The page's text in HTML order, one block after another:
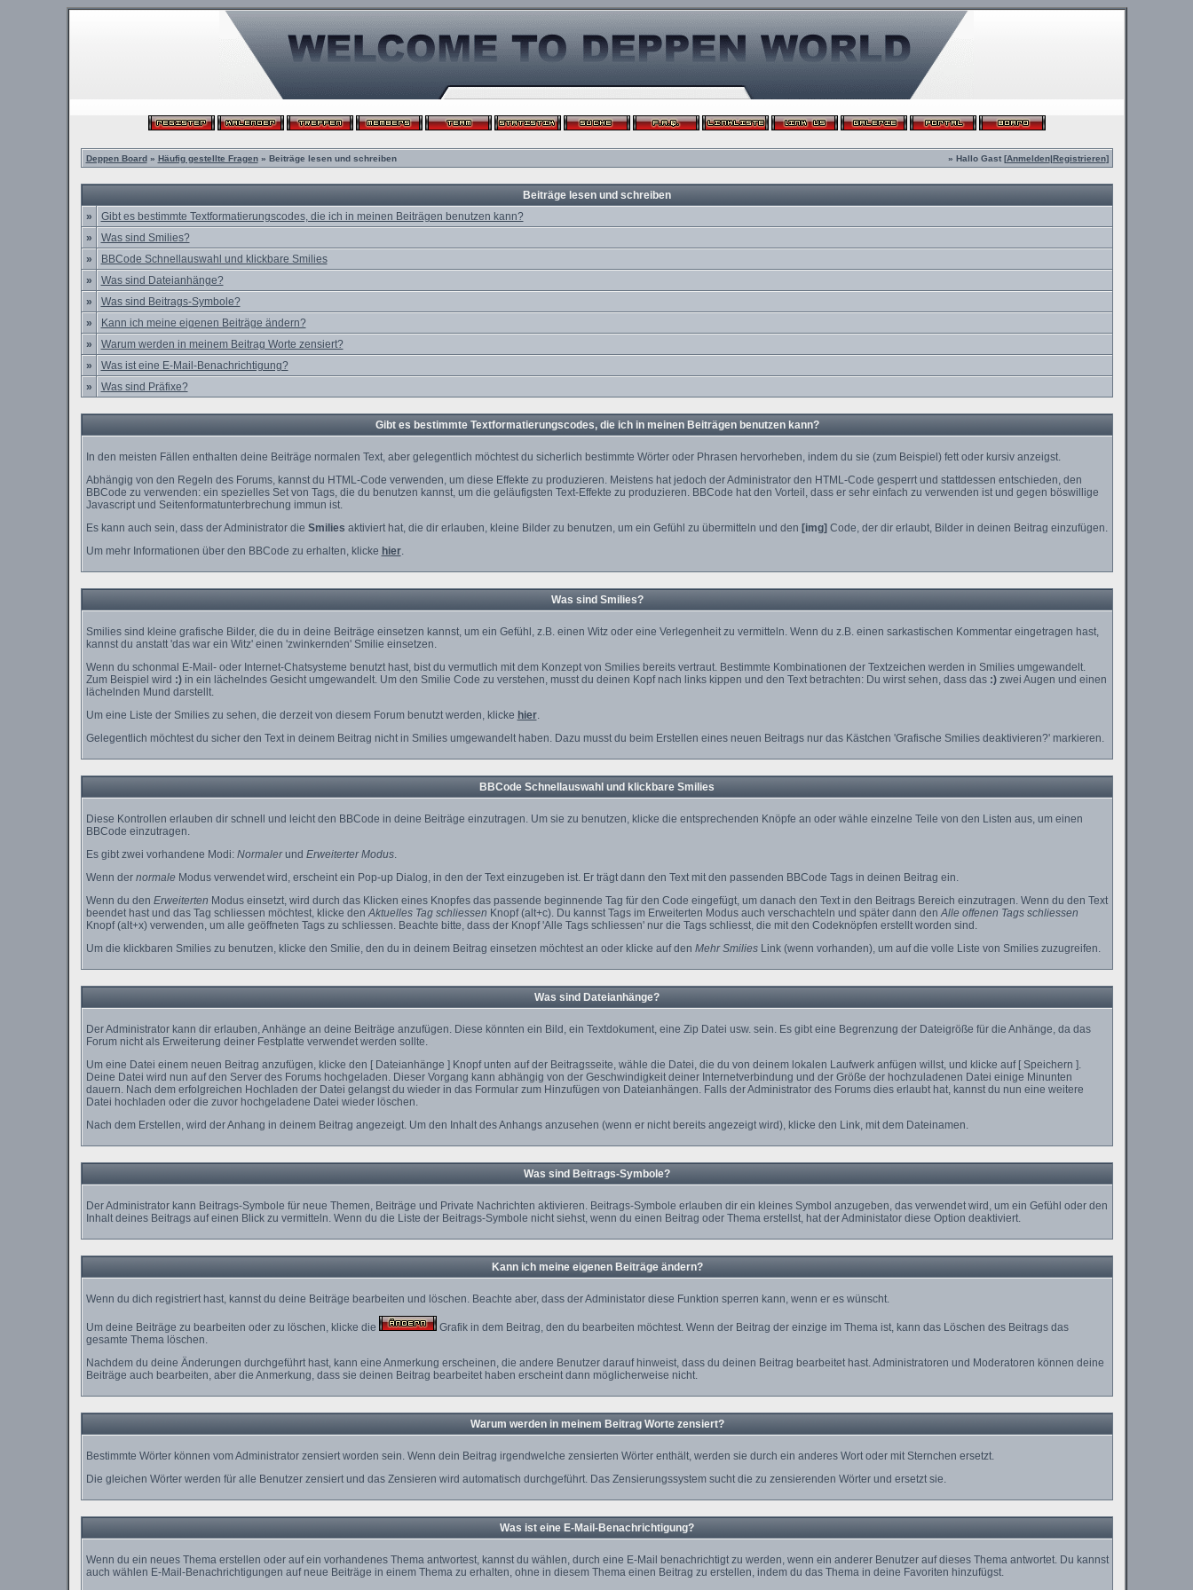
Deppen Board» Häufig gestellte Fragen» Beiträge lesen und schreiben » Hallo Gast [Anmelden|Registrieren]
Beiträge lesen und schreiben
»
Gibt es bestimmte Textformatierungscodes, die ich in meinen Beiträgen benutzen kann?
»
Was sind Smilies?
»
BBCode Schnellauswahl und klickbare Smilies
»
Was sind Dateianhänge?
»
Was sind Beitrags-Symbole?
»
Kann ich meine eigenen Beiträge ändern?
»
Warum werden in meinem Beitrag Worte zensiert?
»
Was ist eine E-Mail-Benachrichtigung?
»
Was sind Präfixe?
Gibt es bestimmte Textformatierungscodes, die ich in meinen Beiträgen benutzen kann?
In den meisten Fällen enthalten deine Beiträge normalen Text, aber gelegentlich möchtest du sicherlich bestimmte Wörter oder Phrasen hervorheben, indem du sie (zum Beispiel) fett oder kursiv anzeigst.
Abhängig von den Regeln des Forums, kannst du HTML-Code verwenden, um diese Effekte zu produzieren. Meistens hat jedoch der Administrator den HTML-Code gesperrt und stattdessen entschieden, den
BBCode zu verwenden: ein spezielles Set von Tags, die du benutzen kannst, um die geläufigsten Text-Effekte zu produzieren. BBCode hat den Vorteil, dass er sehr einfach zu verwenden ist und gegen böswillige
Javascript und Seitenformatunterbrechung immun ist.
Es kann auch sein, dass der Administrator die Smilies aktiviert hat, die dir erlauben, kleine Bilder zu benutzen, um ein Gefühl zu übermitteln und den [img] Code, der dir erlaubt, Bilder in deinen Beitrag einzufügen.
Um mehr Informationen über den BBCode zu erhalten, klicke hier.
Was sind Smilies?
Smilies sind kleine grafische Bilder, die du in deine Beiträge einsetzen kannst, um ein Gefühl, z.B. einen Witz oder eine Verlegenheit zu vermitteln. Wenn du z.B. einen sarkastischen Kommentar eingetragen hast,
kannst du anstatt 'das war ein Witz' einen 'zwinkernden' Smilie einsetzen.
Wenn du schonmal E-Mail- oder Internet-Chatsysteme benutzt hast, bist du vermutlich mit dem Konzept von Smilies bereits vertraut. Bestimmte Kombinationen der Textzeichen werden in Smilies umgewandelt.
Zum Beispiel wird :)in ein lächelndes Gesicht umgewandelt. Um den Smilie Code zu verstehen, musst du deinen Kopf nach links kippen und den Text betrachten: Du wirst sehen, dass das :)zwei Augen und einen
lächelnden Mund darstellt.
Um eine Liste der Smilies zu sehen, die derzeit von diesem Forum benutzt werden, klicke hier.
Gelegentlich möchtest du sicher den Text in deinem Beitrag nicht in Smilies umgewandelt haben. Dazu musst du beim Erstellen eines neuen Beitrags nur das Kästchen 'Grafische Smilies deaktivieren?' markieren.
BBCode Schnellauswahl und klickbare Smilies
Diese Kontrollen erlauben dir schnell und leicht den BBCode in deine Beiträge einzutragen. Um sie zu benutzen, klicke die entsprechenden Knöpfe an oder wähle einzelne Teile von den Listen aus, um einen
BBCode einzutragen.
Es gibt zwei vorhandene Modi: Normalerund Erweiterter Modus.
Wenn der normaleModus verwendet wird, erscheint ein Pop-up Dialog, in den der Text einzugeben ist. Er trägt dann den Text mit den passenden BBCode Tags in deinen Beitrag ein.
Wenn du den Erweiterten Modus einsetzt, wird durch das Klicken eines Knopfes das passende beginnende Tag für den Code eingefügt, um danach den Text in den Beitrags Bereich einzutragen. Wenn du den Text
beendet hast und das Tag schliessen möchtest, klicke denAktuelles Tag schliessen Knopf (alt+c). Du kannst Tags im Erweiterten Modus auch verschachteln und später dann denAlle offenen Tags schliessen
Knopf (alt+x) verwenden, um alle geöffneten Tags zu schliessen. Beachte bitte, dass der Knopf 'Alle Tags schliessen' nur die Tags schliesst, die mit den Codeknöpfen erstellt worden sind.
Um die klickbaren Smilies zu benutzen, klicke den Smilie, den du in deinem Beitrag einsetzen möchtest an oder klicke auf den Mehr SmiliesLink (wenn vorhanden), um auf die volle Liste von Smilies zuzugreifen.
Was sind Dateianhänge?
Der Administrator kann dir erlauben, Anhänge an deine Beiträge anzufügen. Diese könnten ein Bild, ein Textdokument, eine Zip Datei usw. sein. Es gibt eine Begrenzung der Dateigröße für die Anhänge, da das
Forum nicht als Erweiterung deiner Festplatte verwendet werden sollte.
Um eine Datei einem neuen Beitrag anzufügen, klicke den [ Dateianhänge ] Knopf unten auf der Beitragsseite, wähle die Datei, die du von deinem lokalen Laufwerk anfügen willst, und klicke auf [ Speichern ].
Deine Datei wird nun auf den Server des Forums hochgeladen. Dieser Vorgang kann abhängig von der Geschwindigkeit deiner Internetverbindung und der Größe der hochzuladenen Datei einige Minunten
dauern. Nach dem erfolgreichen Hochladen der Datei gelangst du wieder in das Formular zum Hinzufügen von Dateianhängen. Falls der Administrator des Forums dies erlaubt hat, kannst du nun eine weitere
Datei hochladen oder die zuvor hochgeladene Datei wieder löschen.
Nach dem Erstellen, wird der Anhang in deinem Beitrag angezeigt. Um den Inhalt des Anhangs anzusehen (wenn er nicht bereits angezeigt wird), klicke den Link, mit dem Dateinamen.
Was sind Beitrags-Symbole?
Der Administrator kann Beitrags-Symbole für neue Themen, Beiträge und Private Nachrichten aktivieren. Beitrags-Symbole erlauben dir ein kleines Symbol anzugeben, das verwendet wird, um ein Gefühl oder den
Inhalt deines Beitrags auf einen Blick zu vermitteln. Wenn du die Liste der Beitrags-Symbole nicht siehst, wenn du einen Beitrag oder Thema erstellst, hat der Administator diese Option deaktiviert.
Kann ich meine eigenen Beiträge ändern?
Wenn du dich registriert hast, kannst du deine Beiträge bearbeiten und löschen. Beachte aber, dass der Administator diese Funktion sperren kann, wenn er es wünscht.
Um deine Beiträge zu bearbeiten oder zu löschen, klicke die
Grafik in dem Beitrag, den du bearbeiten möchtest. Wenn der Beitrag der einzige im Thema ist, kann das Löschen des Beitrags das
gesamte Thema löschen.
Nachdem du deine Änderungen durchgeführt hast, kann eine Anmerkung erscheinen, die andere Benutzer darauf hinweist, dass du deinen Beitrag bearbeitet hast. Administratoren und Moderatoren können deine
Beiträge auch bearbeiten, aber die Anmerkung, dass sie deinen Beitrag bearbeitet haben erscheint dann möglicherweise nicht.
Warum werden in meinem Beitrag Worte zensiert?
Bestimmte Wörter können vom Administrator zensiert worden sein. Wenn dein Beitrag irgendwelche zensierten Wörter enthält, werden sie durch ein anderes Wort oder mit Sternchen ersetzt.
Die gleichen Wörter werden für alle Benutzer zensiert und das Zensieren wird automatisch durchgeführt. Das Zensierungssystem sucht die zu zensierenden Wörter und ersetzt sie.
Was ist eine E-Mail-Benachrichtigung?
Wenn du ein neues Thema erstellen oder auf ein vorhandenes Thema antwortest, kannst du wählen, durch eine E-Mail benachrichtigt zu werden, wenn ein anderer Benutzer auf dieses Thema antwortet. Du kannst
auch wählen E-Mail-Benachrichtigungen auf neue Beiträge in einem Thema zu erhalten, ohne in diesem Thema einen Beitrag zu erstellen, indem du das Thema in deine Favoriten hinzufügst.